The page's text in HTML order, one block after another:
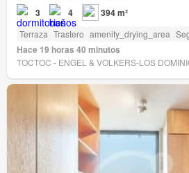
3 4 394 m²
Terraza Trastero amenity_drying_area
Hace 19 horas 40 minutos
TOCTOC - ENGEL & VOLKERS-LOS